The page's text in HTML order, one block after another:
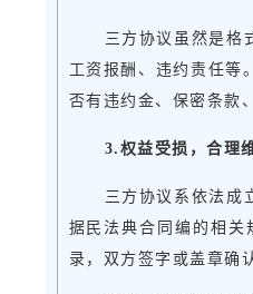
三方协议虽然是格
工资报酬、违约责任等
否有违约金、保密条款
3.权益受损，合理
三方协议系依法成
据民法典合同编的相
录，双方签字或盖章确